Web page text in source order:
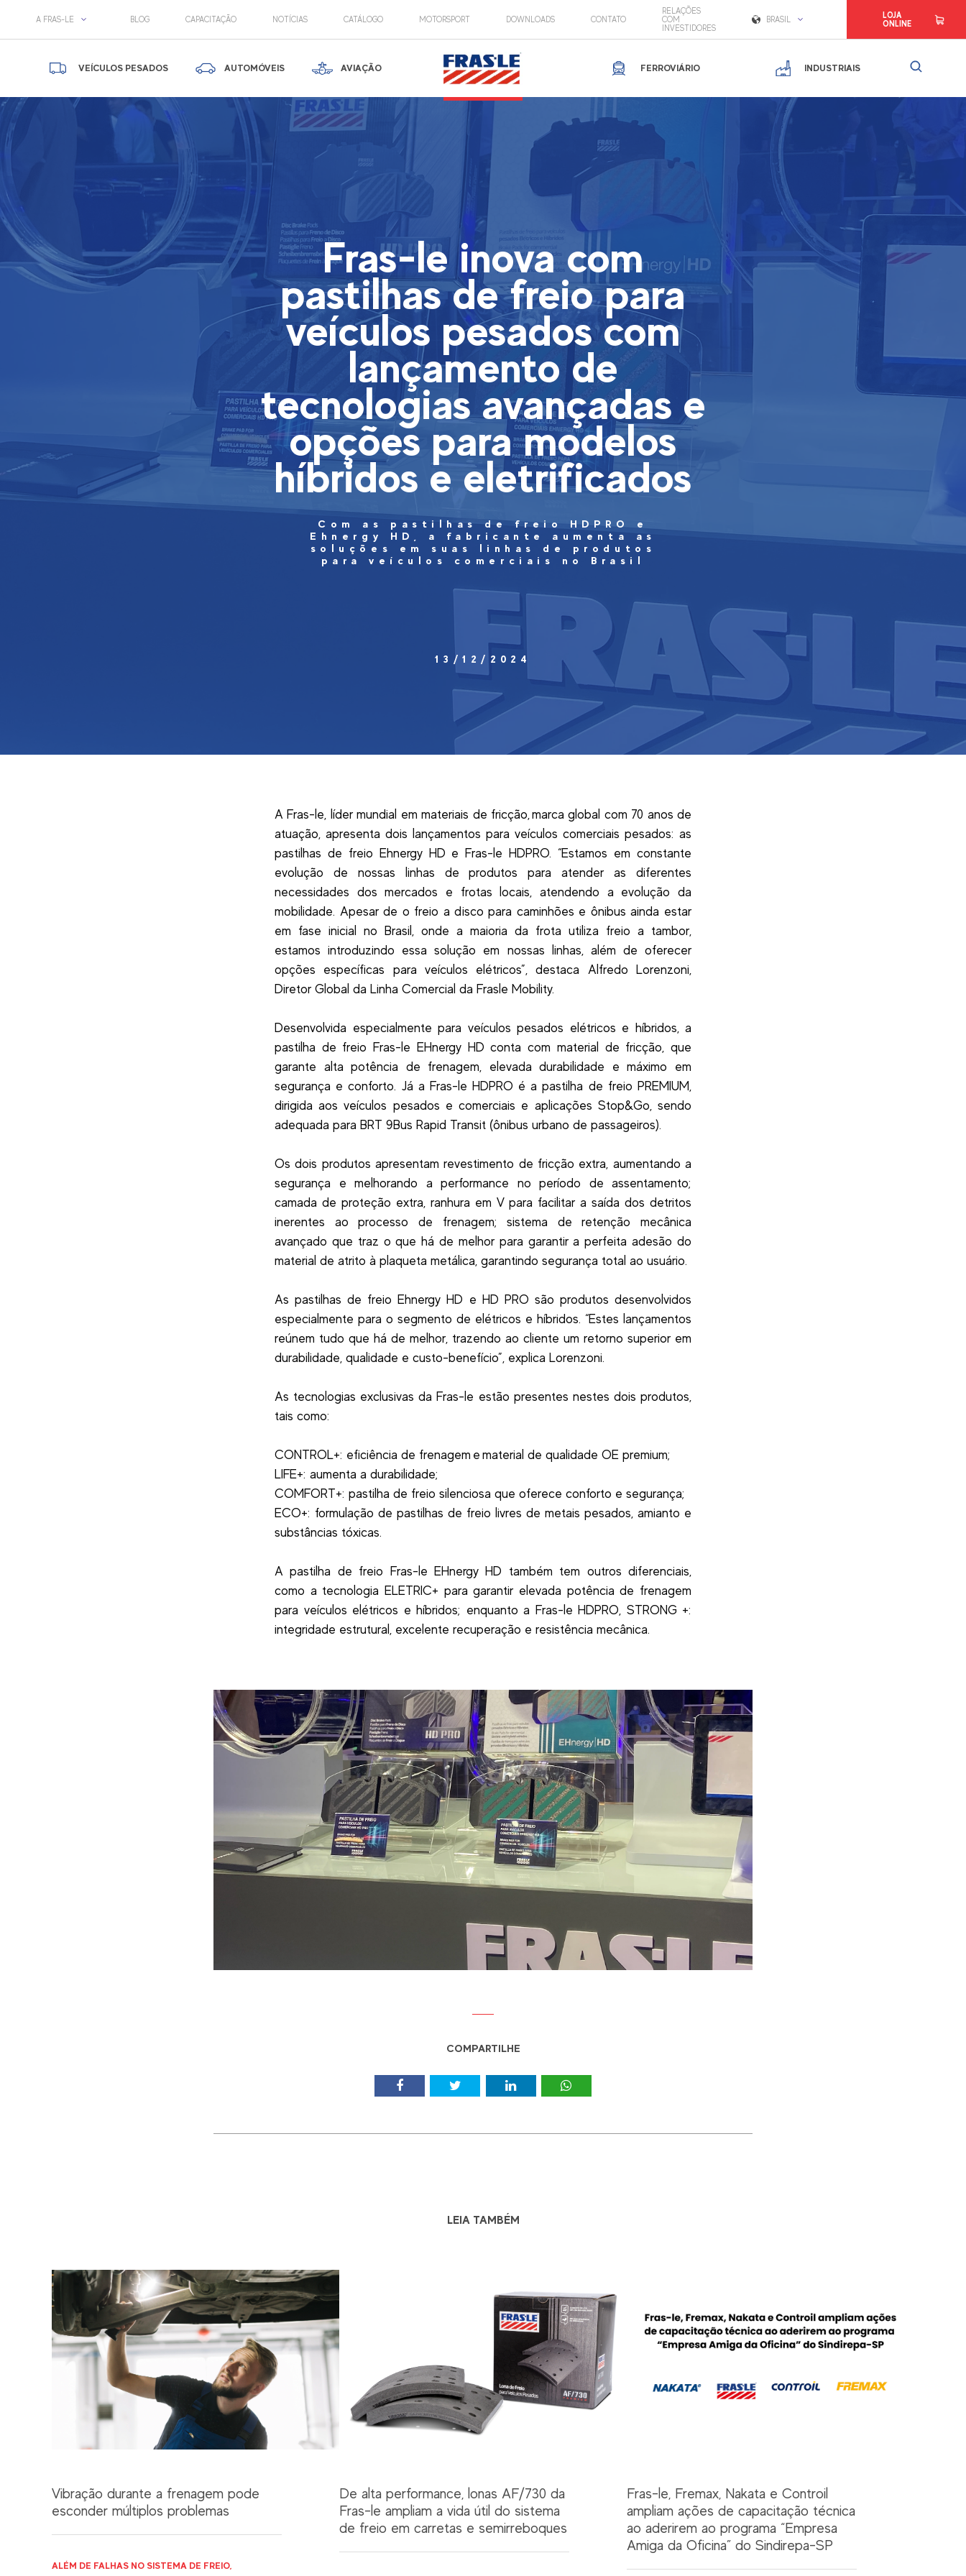
A FRAS-LE BLOG CAPACITAÇÃO NOTÍCIAS CATÁLOGO MOTORSPORT DOWNLOADS CONTATO
RELAÇÕES
COM
INVESTIDORES
BRASIL
LOJA
ONLINE
VEÍCULOS PESADOS AUTOMÓVEIS AVIAÇÃO FERROVIÁRIO INDUSTRIAIS
Fras-le inova com
pastilhas de freio para
veículos pesados com
lançamento de
tecnologias avançadas e
opções para modelos
híbridos e eletrificados
Com as pastilhas de freio HDPRO e
Ehnergy HD, a fabricante aumenta as
soluções em suas linhas de produtos
para veículos comerciais no Brasil
13/12/2024
A Fras-le, líder mundial em materiais de fricção, marca global com 70 anos de
atuação, apresenta dois lançamentos para veículos comerciais pesados: as
pastilhas de freio Ehnergy HD e Fras-le HDPRO. “Estamos em constante
evolução de nossas linhas de produtos para atender as diferentes
necessidades dos mercados e frotas locais, atendendo a evolução da
mobilidade. Apesar de o freio a disco para caminhões e ônibus ainda estar
em fase inicial no Brasil, onde a maioria da frota utiliza freio a tambor,
estamos introduzindo essa solução em nossas linhas, além de oferecer
opções específicas para veículos elétricos”, destaca Alfredo Lorenzoni,
Diretor Global da Linha Comercial da Frasle Mobility.
Desenvolvida especialmente para veículos pesados elétricos e híbridos, a
pastilha de freio Fras-le EHnergy HD conta com material de fricção, que
garante alta potência de frenagem, elevada durabilidade e máximo em
segurança e conforto. Já a Fras-le HDPRO é a pastilha de freio PREMIUM,
dirigida aos veículos pesados e comerciais e aplicações Stop&Go, sendo
adequada para BRT 9Bus Rapid Transit (ônibus urbano de passageiros).
Os dois produtos apresentam revestimento de fricção extra, aumentando a
segurança e melhorando a performance no período de assentamento;
camada de proteção extra, ranhura em V para facilitar a saída dos detritos
inerentes ao processo de frenagem; sistema de retenção mecânica
avançado que traz o que há de melhor para garantir a perfeita adesão do
material de atrito à plaqueta metálica, garantindo segurança total ao usuário.
As pastilhas de freio Ehnergy HD e HD PRO são produtos desenvolvidos
especialmente para o segmento de elétricos e híbridos. “Estes lançamentos
reúnem tudo que há de melhor, trazendo ao cliente um retorno superior em
durabilidade, qualidade e custo-benefício”, explica Lorenzoni.
As tecnologias exclusivas da Fras-le estão presentes nestes dois produtos,
tais como:
CONTROL+: eficiência de frenagem e material de qualidade OE premium;
LIFE+: aumenta a durabilidade;
COMFORT+: pastilha de freio silenciosa que oferece conforto e segurança;
ECO+: formulação de pastilhas de freio livres de metais pesados, amianto e
substâncias tóxicas.
A pastilha de freio Fras-le EHnergy HD também tem outros diferenciais,
como a tecnologia ELETRIC+ para garantir elevada potência de frenagem
para veículos elétricos e híbridos; enquanto a Fras-le HDPRO, STRONG +:
integridade estrutural, excelente recuperação e resistência mecânica.
COMPARTILHE
LEIA TAMBÉM
Vibração durante a frenagem pode
esconder múltiplos problemas
ALÉM DE FALHAS NO SISTEMA DE FREIO,
De alta performance, lonas AF/730 da
Fras-le ampliam a vida útil do sistema
de freio em carretas e semirreboques
Fras-le, Fremax, Nakata e Controil
ampliam ações de capacitação técnica
ao aderirem ao programa “Empresa
Amiga da Oficina” do Sindirepa-SP